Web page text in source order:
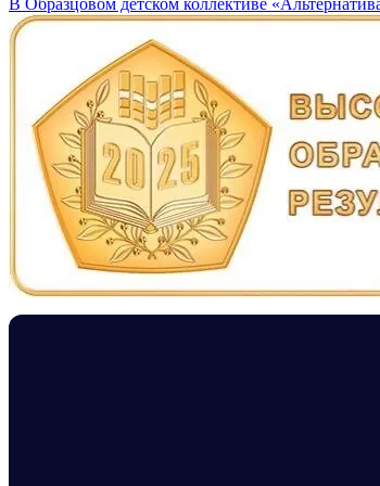
по
записям